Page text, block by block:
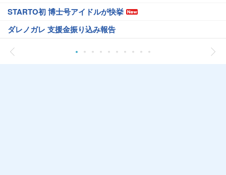
STARTO初 博士号アイドルが快挙
ダレノガレ 支援金振り込み報告